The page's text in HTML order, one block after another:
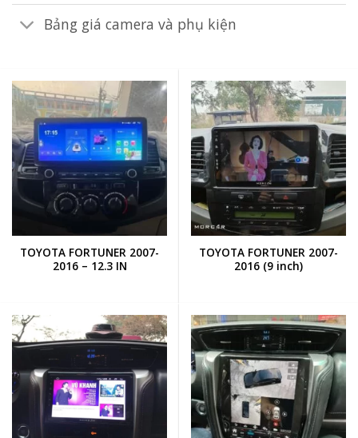
Bảng giá camera và phụ kiện
TOYOTA FORTUNER 2007-
2016 – 12.3 IN
TOYOTA FORTUNER 2007-
2016 (9 inch)